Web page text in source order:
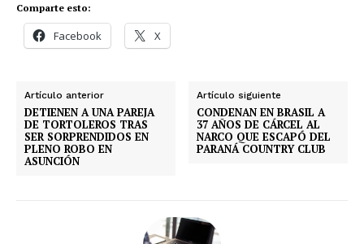
Comparte esto:
Facebook X
Artículo anterior
DETIENEN A UNA PAREJA
DE TORTOLEROS TRAS
SER SORPRENDIDOS EN
PLENO ROBO EN
ASUNCIÓN
Artículo siguiente
CONDENAN EN BRASIL A
37 AÑOS DE CÁRCEL AL
NARCO QUE ESCAPÓ DEL
PARANÁ COUNTRY CLUB